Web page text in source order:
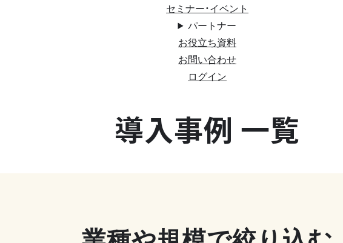
セミナー・イベント
パートナー
お役立ち資料
お問い合わせ
ログイン
導入事例 一覧